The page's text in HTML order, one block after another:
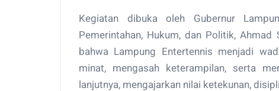
Kegiatan dibuka oleh Gubernur
Pemerintahan, Hukum, dan Politik, Ahmad
bahwa Lampung Entertennis menjadi
minat, mengasah keterampilan, serta
lanjutnya, mengajarkan nilai ketekunan,